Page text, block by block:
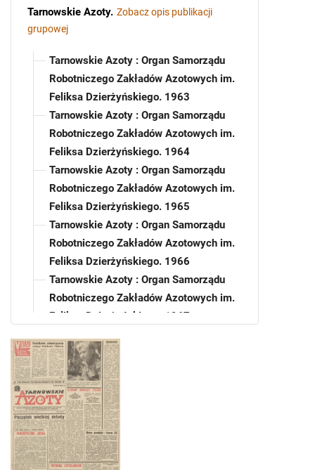
Tarnowskie Azoty. Zobacz opis publikacji
grupowej
Tarnowskie Azoty : Organ Samorządu
Robotniczego Zakładów Azotowych im.
Feliksa Dzierżyńskiego. 1963
Tarnowskie Azoty : Organ Samorządu
Robotniczego Zakładów Azotowych im.
Feliksa Dzierżyńskiego. 1964
Tarnowskie Azoty : Organ Samorządu
Robotniczego Zakładów Azotowych im.
Feliksa Dzierżyńskiego. 1965
Tarnowskie Azoty : Organ Samorządu
Robotniczego Zakładów Azotowych im.
Feliksa Dzierżyńskiego. 1966
Tarnowskie Azoty : Organ Samorządu
Robotniczego Zakładów Azotowych im.
Feliksa Dzierżyńskiego. 1967
Robotniczego Zakładów Azotowych im.
Feliksa Dzierżyńskiego. 1968
Tarnowskie Azoty : Organ Samorządu
Robotniczego Zakładów Azotowych im.
Feliksa Dzierżyńskiego. 1968, nr 1
Tarnowskie Azoty : Organ Samorządu
Robotniczego Zakładów Azotowych im.